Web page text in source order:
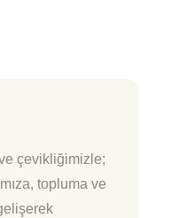
çevikliğimizle;
topluma ve